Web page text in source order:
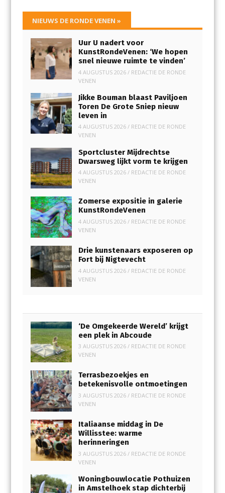
NIEUWS DE RONDE VENEN»
Uur U nadert voor
KunstRondeVenen: ‘We hopen
snel nieuwe ruimte te vinden’
4 AUGUSTUS 2026/ REDACTIE DE RONDE
VENEN
Jikke Bouman blaast Paviljoen
Toren De Grote Sniep nieuw
leven in
4 AUGUSTUS 2026/ REDACTIE DE RONDE
VENEN
Sportcluster Mijdrechtse
Dwarsweg lijkt vorm te krijgen
4 AUGUSTUS 2026/ REDACTIE DE RONDE
VENEN
Zomerse expositie in galerie
KunstRondeVenen
4 AUGUSTUS 2026/ REDACTIE DE RONDE
VENEN
Drie kunstenaars exposeren op
Fort bij Nigtevecht
4 AUGUSTUS 2026/ REDACTIE DE RONDE
VENEN
‘De Omgekeerde Wereld’ krijgt
een plek in Abcoude
3 AUGUSTUS 2026/ REDACTIE DE RONDE
VENEN
Terrasbezoekjes en
betekenisvolle ontmoetingen
3 AUGUSTUS 2026/ REDACTIE DE RONDE
VENEN
Italiaanse middag in De
Willisstee: warme
herinneringen
3 AUGUSTUS 2026/ REDACTIE DE RONDE
VENEN
Woningbouwlocatie Pothuizen
in Amstelhoek stap dichterbij